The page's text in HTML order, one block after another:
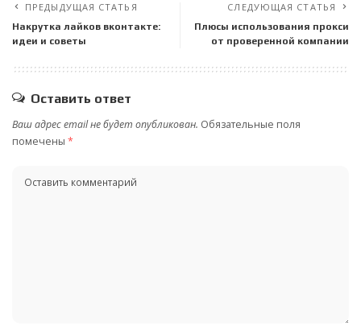
ПРЕДЫДУЩАЯ СТАТЬЯ
Накрутка лайков вконтакте:
идеи и советы
СЛЕДУЮЩАЯ СТАТЬЯ
Плюсы использования прокси
от проверенной компании
Оставить ответ
Ваш адрес email не будет опубликован. Обязательные поля
помечены *